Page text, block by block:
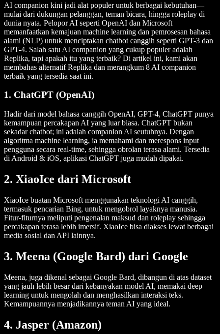
AI companion kini jadi alat populer untuk berbagai kebutuhan—
mulai dari dukungan pelanggan, teman bicara, hingga roleplay di
dunia nyata. Pelopor AI seperti OpenAI dan Microsoft
memanfaatkan kemajuan machine learning dan pemrosesan bahasa
alami (NLP) untuk menciptakan chatbot canggih seperti GPT-3 dan
GPT-4. Salah satu AI companion yang cukup populer adalah
Replika, tapi apakah itu yang terbaik? Di artikel ini, kami akan
membahas alternatif Replika dan merangkum 8 AI companion
terbaik yang tersedia saat ini.
1. ChatGPT (OpenAI)
Hadir dari model bahasa canggih OpenAI, GPT-4, ChatGPT punya
kemampuan percakapan AI yang luar biasa. ChatGPT bukan
sekadar chatbot; ini adalah companion AI seutuhnya. Dengan
algoritma machine learning, ia memahami dan merespons input
pengguna secara real-time, sehingga obrolan terasa alami. Tersedia
di Android & iOS, aplikasi ChatGPT juga mudah dipakai.
2. XiaoIce dari Microsoft
XiaoIce buatan Microsoft menggunakan teknologi AI canggih,
termasuk pencarian Bing, untuk mengobrol layaknya manusia.
Fitur-fiturnya meliputi pengenalan maksud dan roleplay sehingga
percakapan terasa lebih imersif. XiaoIce bisa diakses lewat berbagai
media sosial dan API lainnya.
3. Meena (Google Bard) dari Google
Meena, juga dikenal sebagai Google Bard, dibangun di atas dataset
yang jauh lebih besar dari kebanyakan model AI, memakai deep
learning untuk mengolah dan menghasilkan interaksi teks.
Kemampuannya menjadikannya teman AI yang ideal.
4. Jasper (Amazon)